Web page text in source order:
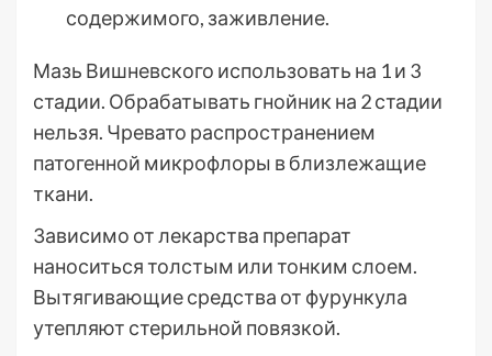
содержимого, заживление.
Мазь Вишневского использовать на 1 и 3
стадии. Обрабатывать гнойник на 2 стадии
нельзя. Чревато распространением
патогенной микрофлоры в близлежащие
ткани.
Зависимо от лекарства препарат
наноситься толстым или тонким слоем.
Вытягивающие средства от фурункула
утепляют стерильной повязкой.